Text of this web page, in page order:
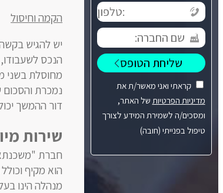
קראתי ואני מאשר/ת את
מדיניות הפרטיות של האתר,
ומסכים/ה לשמירת המידע לצורך
טיפול בפנייתי (חובה)
הקמה וחיסול
יש להגיש
הנכס
מחוסלת בשני
נמכרת והסכום
דור ההמשך
שירות
חברת "משכנתא
הוא מקיף
מנהלה הינו